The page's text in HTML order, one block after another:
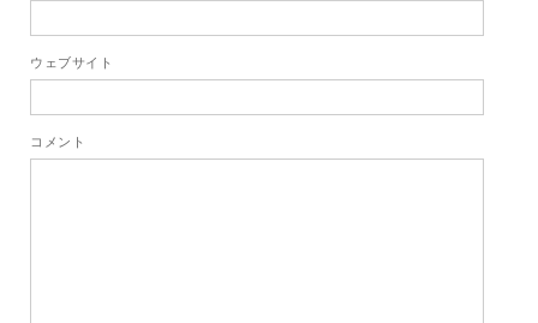
ウェブサイト
コメント